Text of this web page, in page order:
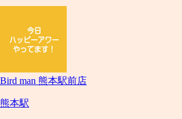
Bird man 熊本駅前店
熊本駅